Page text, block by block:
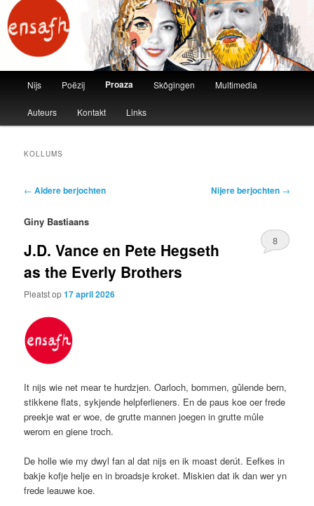
ensafh
Skip to primary content
Skip to secondary content
Nijs Poëzij Proaza Skôgingen Multimedia
Auteurs Kontakt Links
KOLLUMS
Post navigation
← Aldere berjochten Nijere berjochten →
Giny Bastiaans
J.D. Vance en Pete Hegseth
as the Everly Brothers
Pleatst op17 april 2026
8
It nijs wie net mear te hurdzjen. Oarloch, bommen, gûlende bern,
stikkene flats, sykjende helpferlieners. En de paus koe oer frede
preekje wat er woe, de grutte mannen joegen in grutte mûle
werom en giene troch.
De holle wie my dwyl fan al dat nijs en ik moast derút. Eefkes in
bakje kofje helje en in broadsje kroket. Miskien dat ik dan wer yn
frede leauwe koe.